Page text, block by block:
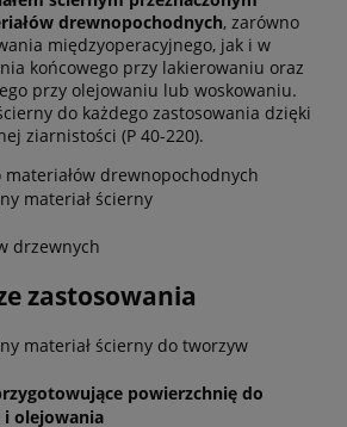
drewnopochodnych, zarówno
międzyoperacyjnego, jak i w
końcowego przy lakierowaniu oraz
przy olejowaniu lub woskowaniu.
do każdego zastosowania dzięki
ziarnistości (P 40-220).
materiałów drewnopochodnych
materiał ścierny
drzewnych
zastosowania
materiał ścierny do tworzyw
powierzchnię do
olejowania